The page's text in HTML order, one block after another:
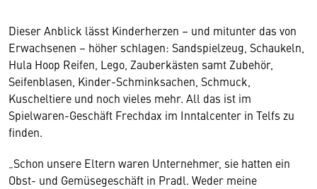
Dieser Anblick lässt Kinderherzen – und mitunter das von
Erwachsenen – höher schlagen: Sandspielzeug, Schaukeln,
Hula Hoop Reifen, Lego, Zauberkästen samt Zubehör,
Seifenblasen, Kinder-Schminksachen, Schmuck,
Kuscheltiere und noch vieles mehr. All das ist im
Spielwaren-Geschäft Frechdax im Inntalcenter in Telfs zu
finden.
„Schon unsere Eltern waren Unternehmer, sie hatten ein
Obst- und Gemüsegeschäft in Pradl. Weder meine